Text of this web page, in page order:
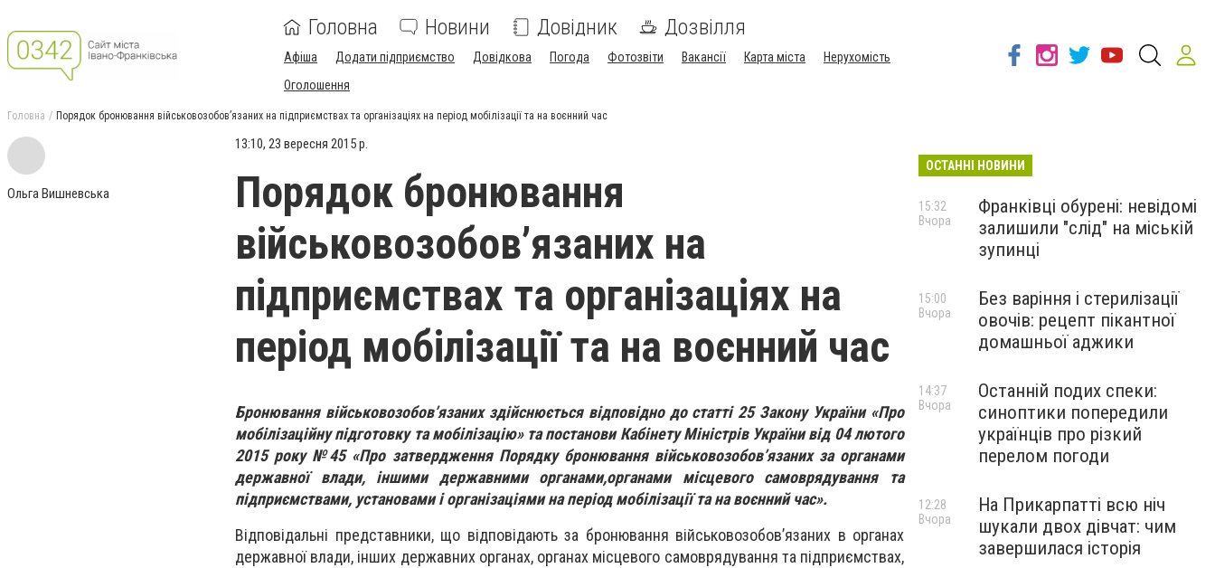
Головна Новини Довідник Дозвілля
Афіша Додати підприємство Довідкова Погода Фотозвіти Вакансії Карта міста
Нерухомість
Оголошення
Головна Порядок бронювання військовозобов’язаних на підприємствах та організаціях на період мобілізації та на воєнний час
Ольга Вишневська
13:10, 23 вересня 2015 р.
Порядок бронювання
військовозобов’язаних на
підприємствах та організаціях на
період мобілізації та на воєнний час
Бронювання військовозобов’язаних здійснюється відповідно до статті 25 Закону України «Про
мобілізаційну підготовку та мобілізацію» та постанови Кабінету Міністрів України від 04 лютого
2015 року №45 «Про затвердження Порядку бронювання військовозобов’язаних за органами
державної влади, іншими державними органами,органами місцевого самоврядування та
підприємствами, установами і організаціями на період мобілізації та на воєнний час».
Відповідальні представники, що відповідають за бронювання військовозобов’язаних в органах
державної влади, інших державних органах, органах місцевого самоврядування та підприємствах,
ОСТАННІ НОВИНИ
Франківці обурені: невідомі
залишили "слід" на міській
зупинці
15:32
Вчора
Без варіння і стерилізації
овочів: рецепт пікантної
домашньої аджики
15:00
Вчора
Останній подих спеки:
синоптики попередили
українців про різкий
перелом погоди
14:37
Вчора
На Прикарпатті всю ніч
шукали двох дівчат: чим
завершилася історія
12:28
Вчора